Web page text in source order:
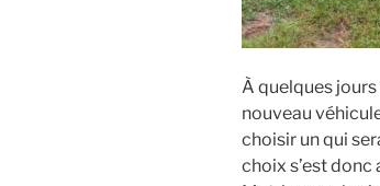
À quelques
nouveau
choisir un qui
choix s’est